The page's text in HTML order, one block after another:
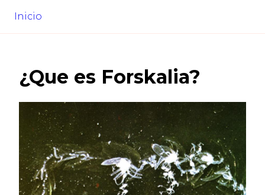
Inicio
¿Que es Forskalia?